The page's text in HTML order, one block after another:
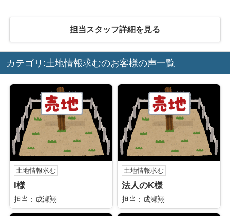
担当スタッフ詳細を見る
カテゴリ:土地情報求むのお客様の声一覧
土地情報求む
I様
担当：成瀬翔
土地情報求む
法人のK様
担当：成瀬翔